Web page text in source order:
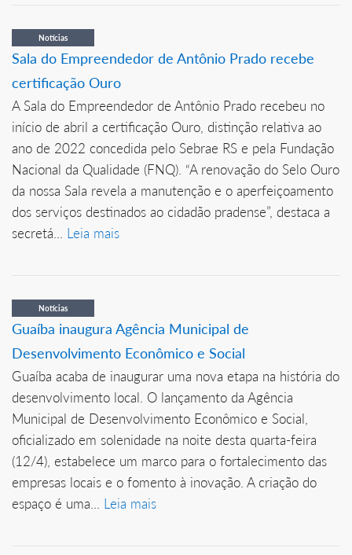
Notícias
Sala do Empreendedor de Antônio Prado recebe
certificação Ouro
A Sala do Empreendedor de Antônio Prado recebeu no
início de abril a certificação Ouro, distinção relativa ao
ano de 2022 concedida pelo Sebrae RS e pela Fundação
Nacional da Qualidade (FNQ). “A renovação do Selo Ouro
da nossa Sala revela a manutenção e o aperfeiçoamento
dos serviços destinados ao cidadão pradense”, destaca a
secretá... Leia mais
Notícias
Guaíba inaugura Agência Municipal de
Desenvolvimento Econômico e Social
Guaíba acaba de inaugurar uma nova etapa na história do
desenvolvimento local. O lançamento da Agência
Municipal de Desenvolvimento Econômico e Social,
oficializado em solenidade na noite desta quarta-feira
(12/4), estabelece um marco para o fortalecimento das
empresas locais e o fomento à inovação. A criação do
espaço é uma... Leia mais